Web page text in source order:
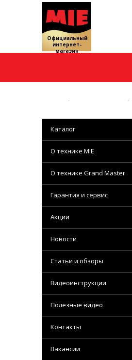
Официальный
интернет-
магазин
- -
Каталог
О технике MIE
О технике Grand Master
Гарантия и сервис
Акции
Новости
Статьи и обзоры
Видеоинструкции
Полезные видео
Контакты
Вакансии